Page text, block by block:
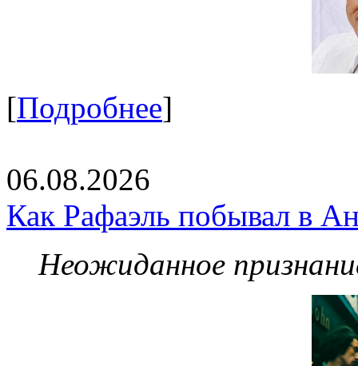
[Подробнее]
06.08.2026
Как Рафаэль побывал в
Неожиданное